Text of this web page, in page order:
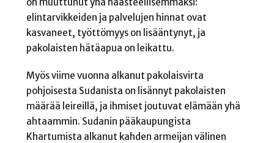
elintarvikkeiden ja palvelujen hinnat ovat
kasvaneet, työttömyys on lisääntynyt, ja
pakolaisten hätäapua on leikattu.
Myös viime vuonna alkanut pakolaisvirta
pohjoisesta Sudanista on lisännyt pakolaisten
määrää leireillä, ja ihmiset joutuvat elämään yhä
ahtaammin. Sudanin pääkaupungista
Khartumista alkanut kahden armeijan välinen